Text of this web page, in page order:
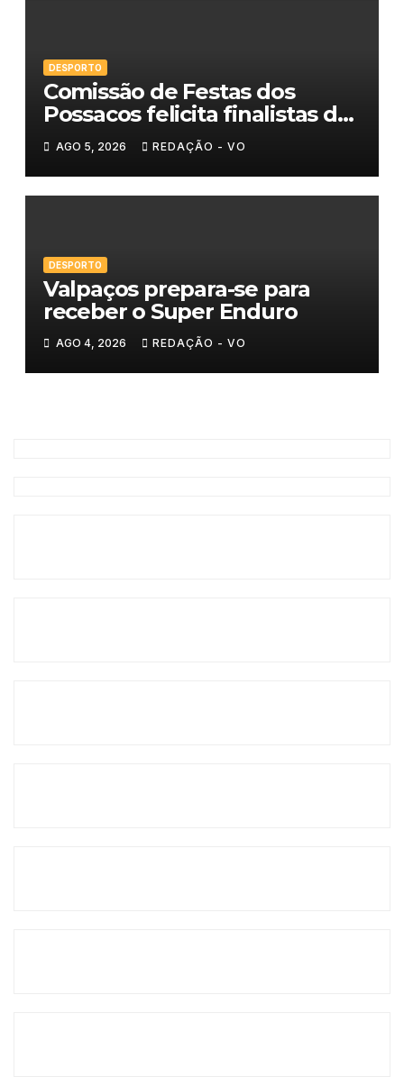
DESPORTO
Comissão de Festas dos
Possacos felicita finalistas do
Torneio de Sueca
AGO 5, 2026 REDAÇÃO - VO
DESPORTO
Valpaços prepara-se para
receber o Super Enduro
AGO 4, 2026 REDAÇÃO - VO